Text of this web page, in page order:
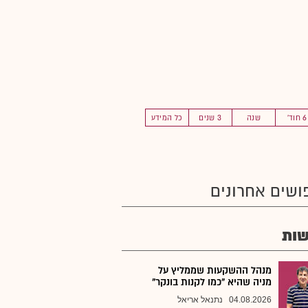
6 חוד' שנה 3 שנים כל המידע
אחרונים
מנהל ההשקעות שממליץ על
מניה שהיא "כמו לקנות בונקר"
04.08.2026 נתנאל אריאל